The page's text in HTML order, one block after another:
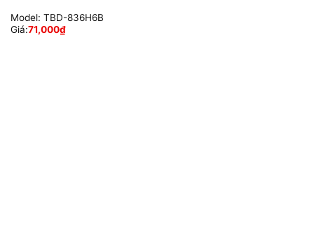
Model: TBD-836H6B
Giá:71,000₫